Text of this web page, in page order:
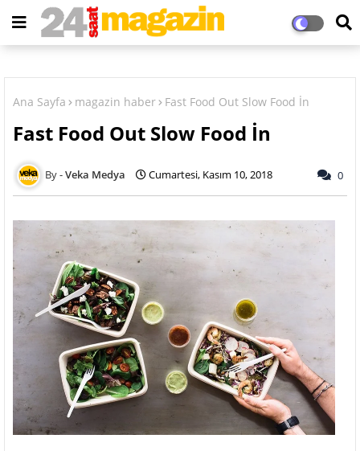
Ana Sayfa magazin haber Fast Food Out Slow Food İn
Fast Food Out Slow Food İn
Veka Medya Cumartesi, Kasım 10, 2018 0